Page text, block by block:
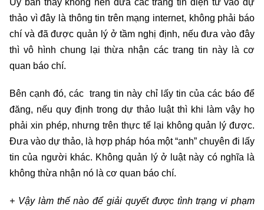
thảo vì đây là thông tin trên mạng internet, không phải báo
chí và đã được quản lý ở tầm nghị định, nếu đưa vào đây
thì vô hình chung lại thừa nhận các trang tin này là cơ
quan báo chí.
Bên cạnh đó, các trang tin này chỉ lấy tin của các báo để
đăng, nếu quy định trong dự thảo luật thì khi làm vậy họ
phải xin phép, nhưng trên thực tế lại không quản lý được.
Đưa vào dự thảo, là hợp pháp hóa một “anh” chuyên đi lấy
tin của người khác. Không quản lý ở luật này có nghĩa là
không thừa nhận nó là cơ quan báo chí.
+ Vậy làm thế nào để giải quyết được tình trạng vi phạm